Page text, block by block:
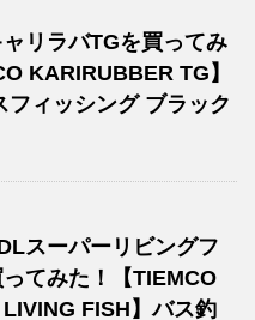
リラバTGを買ってみ
KARIRUBBER TG】
フィッシング ブラック
スーパーリビングフ
てみた！【TIEMCO
FISH】バス釣